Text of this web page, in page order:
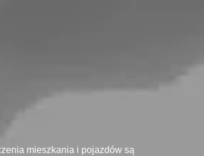
mieszkania i pojazdów są